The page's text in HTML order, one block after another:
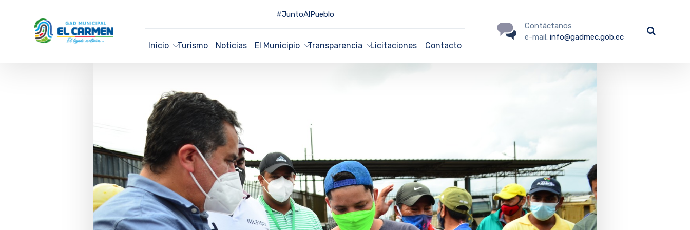
#JuntoAlPueblo
Inicio Turismo Noticias El Municipio Transparencia Licitaciones Contacto
Contáctanos
e-mail: info@gadmec.gob.ec